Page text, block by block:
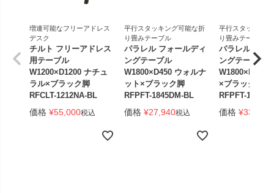
増連可能なフリーアドレス
デスク
チルト フリーアドレス
用テーブル
W1200×D1200 ナチュ
ラル×ブラック脚
RFCLT-1212NA-BL
価格 ¥55,000税込
平行スタッキング可能な折
り畳みテーブル
パラレル フォールディ
ングテーブル
W1800×D450 ウォルナ
ット×ブラック脚
RFPFT-1845DM-BL
価格 ¥27,940税込
平行スタッキン
り畳みテーブル
パラレル フォ
ングテーブル
W1800×D450
×ブラック脚
RFPFT-
価格 ¥33,440